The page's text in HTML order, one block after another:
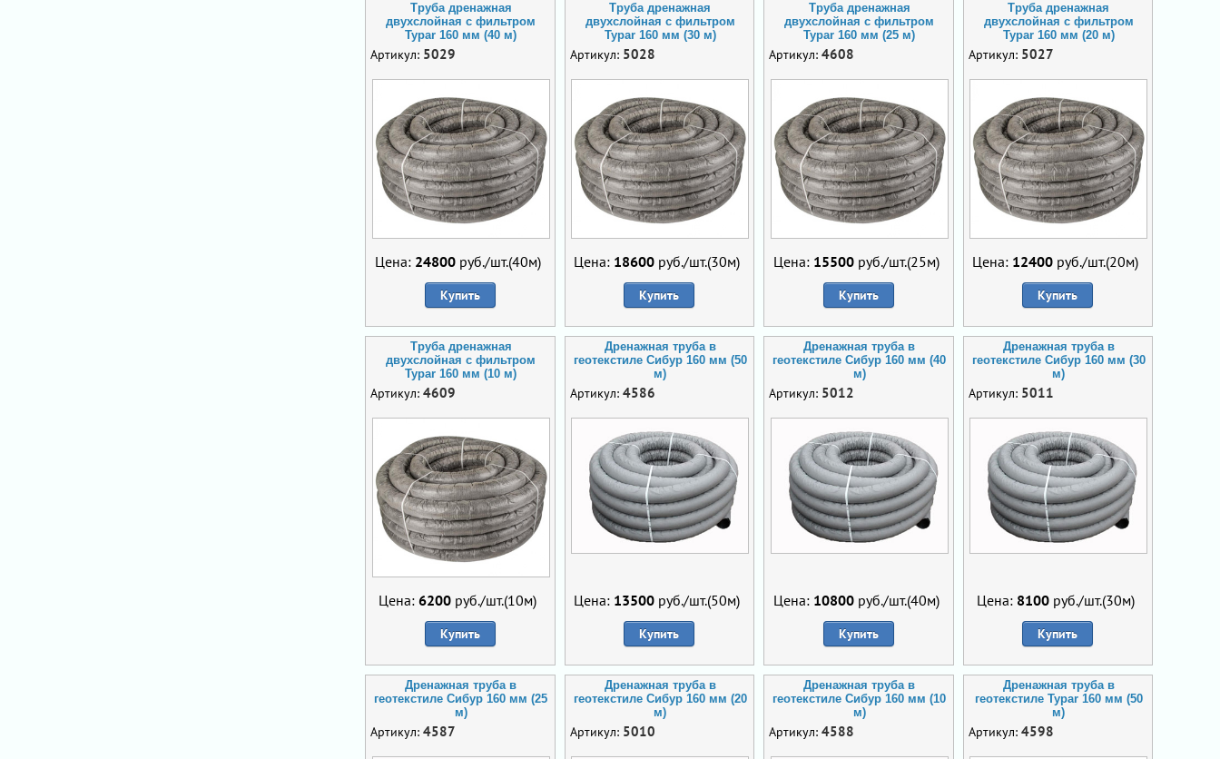
Труба дренажная
двухслойная с фильтром
Typar 160 мм (40 м)
Артикул: 5029
Цена: 24800руб./шт.(40м)
Купить
Труба дренажная
двухслойная с фильтром
Typar 160 мм (30 м)
Артикул: 5028
Цена: 18600 руб./шт.(30м)
Купить
Труба дренажная
двухслойная с фильтром
Typar 160 мм (25 м)
Артикул: 4608
Цена: 15500руб./шт.(25м)
Купить
Труба дренажная
двухслойная с фильтром
Typar 160 мм (20 м)
Артикул: 5027
Цена: 12400 руб./шт.(20м)
Купить
Труба дренажная
двухслойная с фильтром
Typar 160 мм (10 м)
Артикул: 4609
Цена:6200 руб./шт.(10м)
Купить
Дренажная труба в
геотекстиле Сибур 160 мм (50
м)
Артикул: 4586
Цена: 13500 руб./шт.(50м)
Купить
Дренажная труба в
геотекстиле Сибур 160 мм (40
м)
Артикул: 5012
Цена: 10800руб./шт.(40м)
Купить
Дренажная труба в
геотекстиле Сибур 160 мм (30
м)
Артикул: 5011
Цена: 8100руб./шт.(30м)
Купить
Дренажная труба в
геотекстиле Сибур 160 мм (25
м)
Артикул: 4587
Дренажная труба в
геотекстиле Сибур 160 мм (20
м)
Артикул: 5010
Дренажная труба в
геотекстиле Сибур 160 мм (10
м)
Артикул: 4588
Дренажная труба в
геотекстиле Typar 160 мм (50
м)
Артикул: 4598